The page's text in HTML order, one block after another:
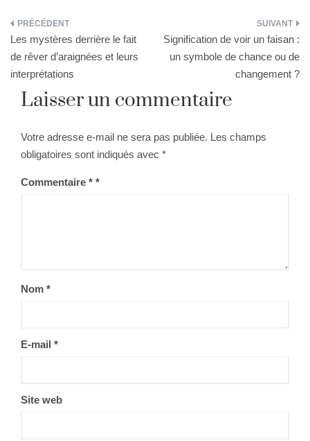
Navigation
de
l’article
Les mystères derrière le fait
de rêver d’araignées et leurs
interprétations
Signification de voir un faisan :
un symbole de chance ou de
changement ?
Laisser un commentaire
Votre adresse e-mail ne sera pas publiée. Les champs
obligatoires sont indiqués avec *
Commentaire *
Nom *
E-mail *
Site web